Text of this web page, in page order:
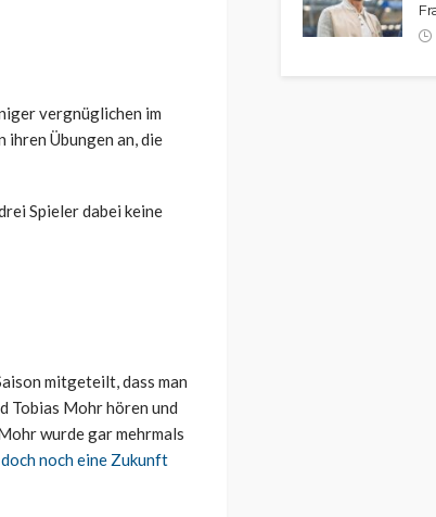
vergnüglichen im
Übungen an, die
Spieler dabei keine
mitgeteilt, dass man
Tobias Mohr hören und
wurde gar mehrmals
doch noch eine Zukunft